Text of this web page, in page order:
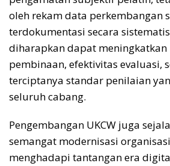
oleh rekam data perkembangan
terdokumentasi secara
diharapkan dapat meningkatkan
pembinaan, efektivitas evaluasi,
terciptanya standar penilaian
seluruh cabang.
Pengembangan UKCW juga
semangat modernisasi
menghadapi tantangan era